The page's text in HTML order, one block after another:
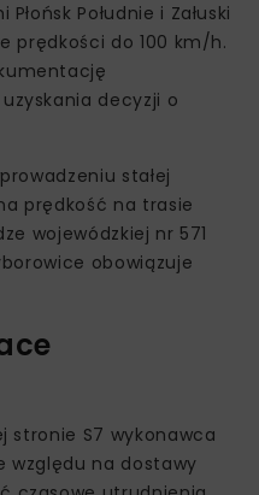
Południe i Załuski
prędkości do 100 km/h.
decyzji o
stałej
prędkość na trasie
wojewódzkiej nr 571
obowiązuje
stronie S7 wykonawca
względu na dostawy